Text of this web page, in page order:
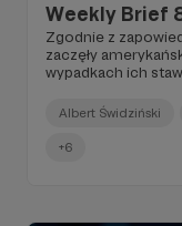
Weekly Brief
Zgodnie z
zaczęły
wypadkach ich
wypadkach jest to
do ceł na te same
podczas swojej
Albert Świdziński
+6